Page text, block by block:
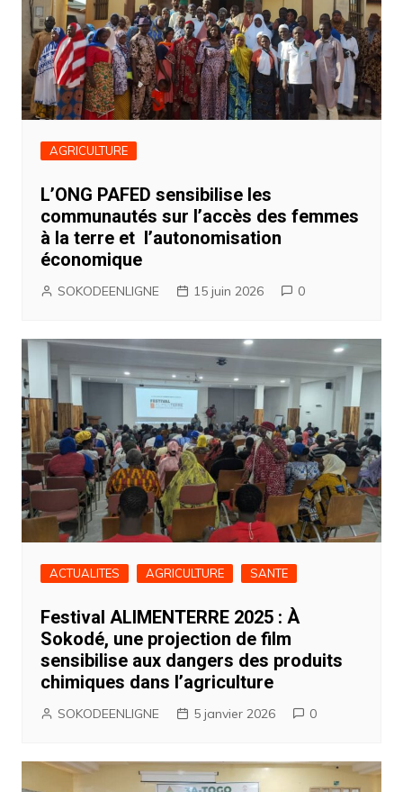
AGRICULTURE
L’ONG PAFED sensibilise les
communautés sur l’accès des femmes
à la terre et l’autonomisation
économique
SOKODEENLIGNE 15 juin 2026 0
ACTUALITES AGRICULTURE SANTE
Festival ALIMENTERRE 2025 : À
Sokodé, une projection de film
sensibilise aux dangers des produits
chimiques dans l’agriculture
SOKODEENLIGNE 5 janvier 2026 0